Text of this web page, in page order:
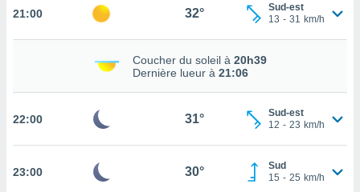
ne
21:00 32°
Sud-est
13 - 31 km/h
Coucher du soleil à 20h39
Dernière lueur à 21:06
22:00 31°
Sud-est
12 - 23 km/h
23:00 30°
Sud
15 - 25 km/h